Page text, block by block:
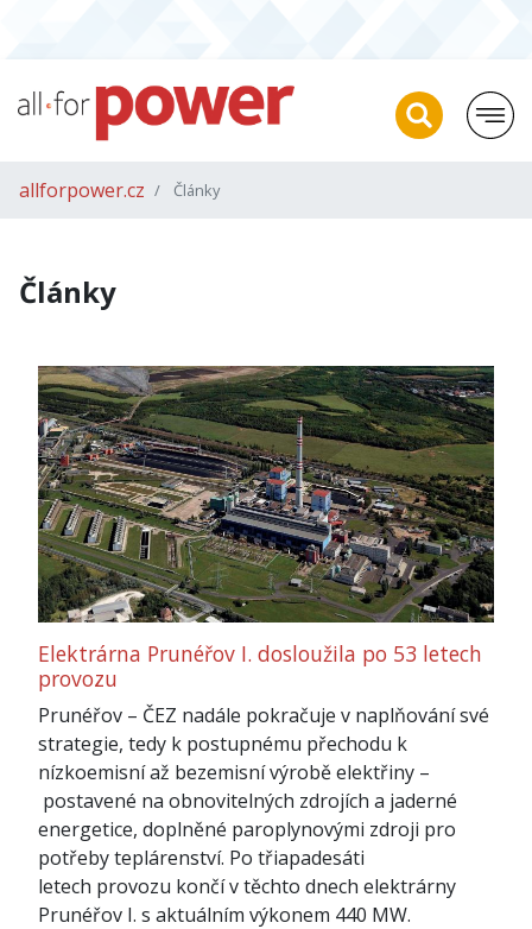
allforpower.cz Články
Články
Elektrárna Prunéřov I. dosloužila po 53 letech
provozu
Prunéřov – ČEZ nadále pokračuje v naplňování své
strategie, tedy k postupnému přechodu k
nízkoemisní až bezemisní výrobě elektřiny –
postavené na obnovitelných zdrojích a jaderné
energetice, doplněné paroplynovými zdroji pro
potřeby teplárenství. Po třiapadesáti
letech provozu končí v těchto dnech elektrárny
Prunéřov I. s aktuálním výkonem 440 MW.